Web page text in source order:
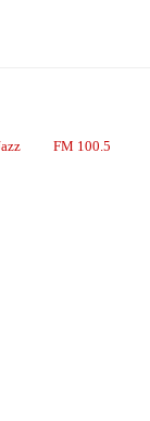
FM 100.5